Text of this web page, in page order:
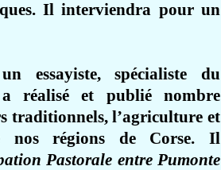
Il interviendra pour un
essayiste, spécialiste du
réalisé et publié nombre
traditionnels, l’agriculture et
nos régions de Corse. Il
Pastorale entre Pumonte